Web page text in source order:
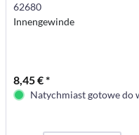
62680
Innengewinde
8,45 € *
Natychmiast gotowe do